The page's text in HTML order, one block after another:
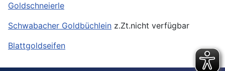
Goldschneierle
Schwabacher Goldbüchlein z.Zt.nicht verfügbar
Blattgoldseifen